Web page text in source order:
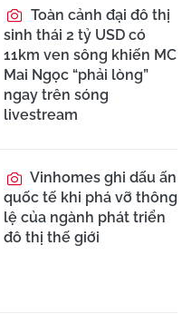
Toàn cảnh đại đô thị
sinh thái 2 tỷ USD có
11km ven sông khiến MC
Mai Ngọc “phải lòng”
ngay trên sóng
livestream
Vinhomes ghi dấu ấn
quốc tế khi phá vỡ thông
lệ của ngành phát triển
đô thị thế giới